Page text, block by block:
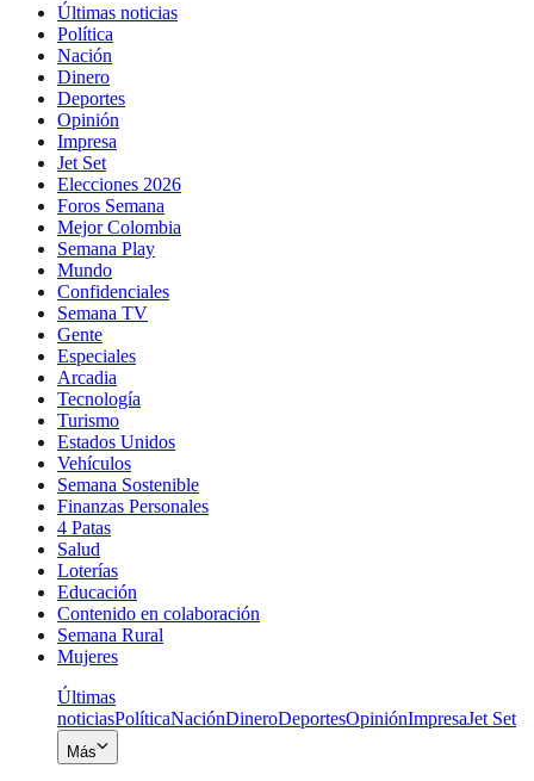
Últimas noticias
Política
Nación
Dinero
Deportes
Opinión
Impresa
Jet Set
Elecciones 2026
Foros Semana
Mejor Colombia
Semana Play
Mundo
Confidenciales
Semana TV
Gente
Especiales
Arcadia
Tecnología
Turismo
Estados Unidos
Vehículos
Semana Sostenible
Finanzas Personales
4 Patas
Salud
Loterías
Educación
Contenido en colaboración
Semana Rural
Mujeres
Últimas
noticiasPolíticaNaciónDineroDeportesOpiniónImpresaJet Set
Más